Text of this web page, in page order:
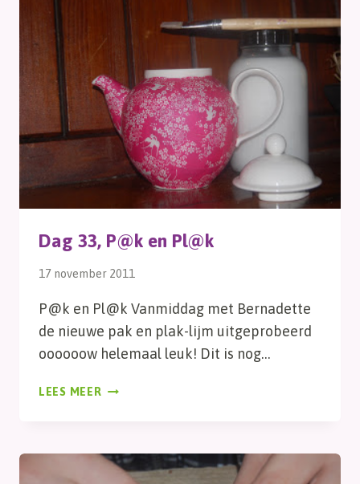
Dag 33, P@k en Pl@k
17 november 2011
P@k en Pl@k Vanmiddag met Bernadette
de nieuwe pak en plak-lijm uitgeprobeerd
oooooow helemaal leuk! Dit is nog…
LEES MEER DAG
PL@K